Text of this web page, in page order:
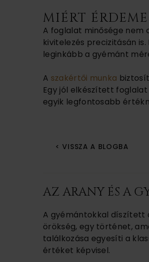
MIÉRT
A foglalat minősége nem
kivitelezés precizitásán
leginkább a gyémánt
A szakértői munka
Egy jól elkészített
egyik legfontosabb
< VISSZA A BLOGBA
AZ ARANY ÉS A
A gyémántokkal díszített
örökség, egy történet,
találkozása egyesíti a
értéket képvisel.